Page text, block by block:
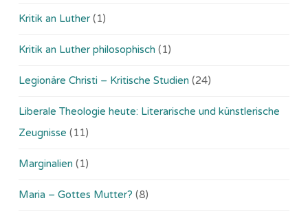
Kritik an Luther (1)
Kritik an Luther philosophisch (1)
Legionäre Christi – Kritische Studien (24)
Liberale Theologie heute: Literarische und künstlerische
Zeugnisse (11)
Marginalien (1)
Maria – Gottes Mutter? (8)